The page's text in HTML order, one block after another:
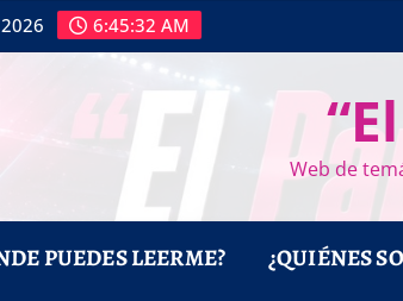
6:45:33 AM
Web de
PUEDES LEERME? ¿QUIÉNES